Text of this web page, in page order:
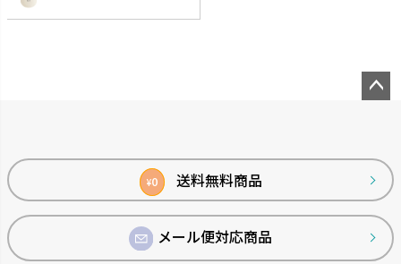
¥0 送料無料商品
メール便対応商品
ップ
へ